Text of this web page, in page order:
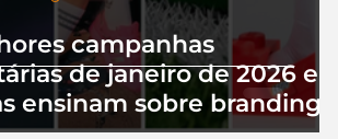
campanhas
de janeiro de 2026 e
ensinam sobre branding